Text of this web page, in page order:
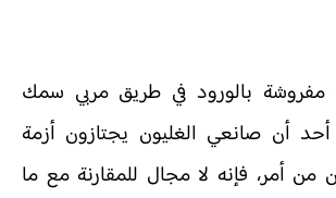
مفروشة بالورود في طريق مربي سمك
أحد أن صانعي الغليون يجتازون أزمة
من أمر، فإنه لا مجال للمقارنة مع ما